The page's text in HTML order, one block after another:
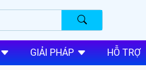
GIẢI PHÁP HỖ TRỢ